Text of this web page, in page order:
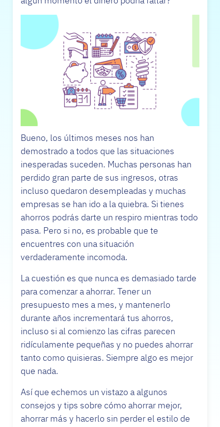
Bueno, los últimos meses nos han
demostrado a todos que las situaciones
inesperadas suceden. Muchas personas han
perdido gran parte de sus ingresos, otras
incluso quedaron desempleadas y muchas
empresas se han ido a la quiebra. Si tienes
ahorros podrás darte un respiro mientras todo
pasa. Pero si no, es probable que te
encuentres con una situación
verdaderamente incomoda.
La cuestión es que nunca es demasiado tarde
para comenzar a ahorrar. Tener un
presupuesto mes a mes, y mantenerlo
durante años incrementará tus ahorros,
incluso si al comienzo las cifras parecen
ridículamente pequeñas y no puedes ahorrar
tanto como quisieras. Siempre algo es mejor
que nada.
Así que echemos un vistazo a algunos
consejos y tips sobre cómo ahorrar mejor,
ahorrar más y hacerlo sin perder el estilo de